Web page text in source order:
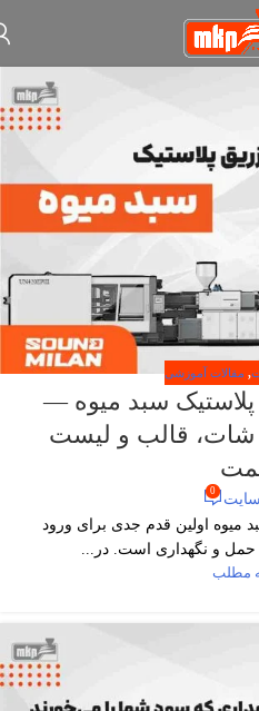
, مقالات آموزشی
پلاستیک سبد میوه —
شات، قالب و لیست
0
میوه اولین قدم جدی برای ورود
حمل و نگهداری است. در...
مطلب